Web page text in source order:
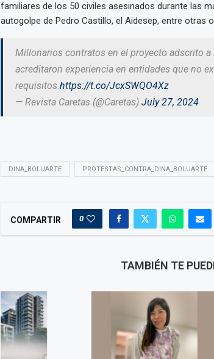
familiares de los 50 civiles asesinados durante las
autogolpe de Pedro Castillo, el Aidesep, entre otras
Millonarios contratos en el proyecto adscrito a
acreditaron experiencia en entidades que no
requisitos.https://t.co/JcxSWQO4Xz
— Revista Caretas (@Caretas) July 27, 2024
DINA_BOLUARTE PROTESTAS_CONTRA_DINA_BOLUARTE
COMPARTIR 0
TAMBIÉN TE